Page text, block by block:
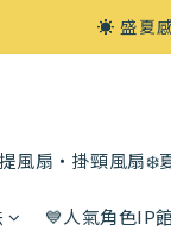
☀️ 盛夏
風扇・掛頸風扇❄️
💙人氣角色IP